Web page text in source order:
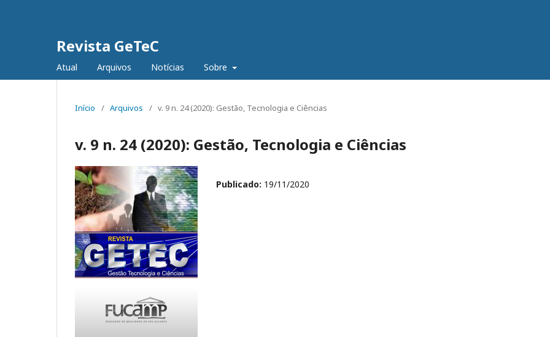
Revista GeTeC
Atual Arquivos Notícias Sobre
Início / Arquivos / v. 9 n. 24 (2020): Gestão, Tecnologia e Ciências
v. 9 n. 24 (2020): Gestão, Tecnologia e Ciências
Publicado: 19/11/2020